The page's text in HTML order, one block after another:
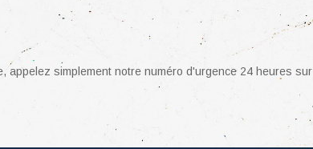
appelez simplement notre numéro d'urgence 24 heures sur